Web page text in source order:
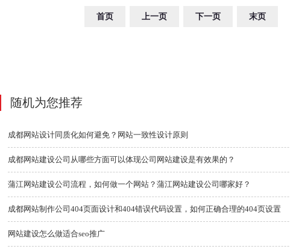
首页 上一页 下一页 末页
随机为您推荐
成都网站设计同质化如何避免？网站一致性设计原则
成都网站建设公司从哪些方面可以体现公司网站建设是有效果的？
蒲江网站建设公司流程，如何做一个网站？蒲江网站建设公司哪家好？
成都网站制作公司404页面设计和404错误代码设置，如何正确合理的404页设置
网站建设怎么做适合seo推广